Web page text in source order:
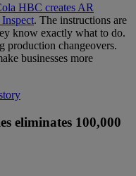
HBC creates AR
. The instructions are
know exactly what to do.
production changeovers.
businesses more
eliminates 100,000